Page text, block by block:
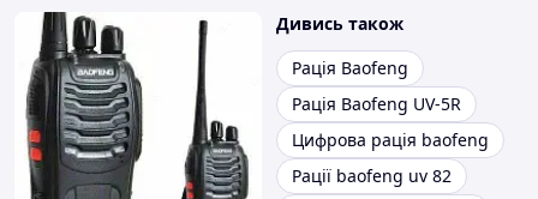
Дивись також
Рація Baofeng
Рація Baofeng UV-5R
Цифрова рація baofeng
Рації baofeng uv 82